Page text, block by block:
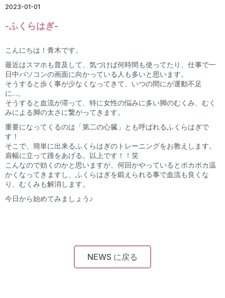
カプリ北青山5階
外苑前駅（銀座線3番出口）から徒歩6分
2023-01-01
-ふくらはぎ-
こんにちは！青木です。
最近はスマホも普及して、気づけば何時間も使ってたり、仕事で一
日中パソコンの画面に向かっている人も多いと思います。
そうすると歩く事が少なくなってきて、いつの間にが運動不足
に…。
そうすると血流が滞って、特に女性の悩みに多い脚のむくみ、むく
みによる脚の太さに繋がってきます。
重要になってくるのは「第二の心臓」とも呼ばれるふくらはぎで
す！
そこで、簡単に出来るふくらはぎのトレーニングをお教えします。
肩幅に立って踵をあげる。以上です！！笑
こんなので効くのかと思いますが、何回かやっているとポカポカ温
かくなってきますし、ふくらはぎを鍛えられる事で血流も良くな
り、むくみも解消します。
今日から始めてみましょう♪
NEWS に戻る